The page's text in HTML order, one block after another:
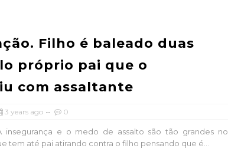
Filho é baleado duas
próprio pai que o
com assaltante
3 years ago 0
insegurança e o medo de assalto são tão grandes no
tem até pai atirando contra o filho pensando que é...